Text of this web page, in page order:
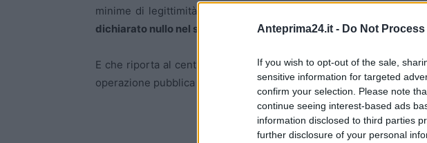
Anteprima24.it - Do Not
If you wish to opt-out of the sale,
sensitive information for targeted
confirm your selection. Please note
continue seeing interest-based ads
information disclosed to third parties
further disclosure of your personal
minime di legittimità. Il risultato, oggi, è
dichiarato nullo nel suo complesso.
E che riporta al centro una domanda inevitabile: come sarebbe
operazione pubblica su basi così fragili?